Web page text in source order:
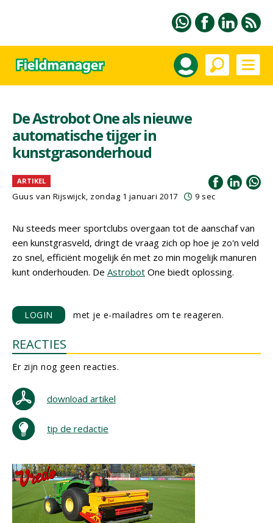
De Astrobot One als nieuwe
automatische tijger in
kunstgrasonderhoud
ARTIKEL
Guus van Rijswijck, zondag 1 januari 2017 9 sec
Nu steeds meer sportclubs overgaan tot de aanschaf van
een kunstgrasveld, dringt de vraag zich op hoe je zo'n veld
zo snel, efficiënt mogelijk én met zo min mogelijk manuren
kunt onderhouden. De Astrobot One biedt oplossing.
LOGIN met je e-mailadres om te reageren.
REACTIES
Er zijn nog geen reacties.
download artikel
tip de redactie